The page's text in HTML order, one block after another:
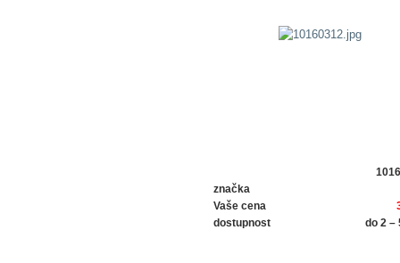
značka
Vaše cena
dostupnost
do 2 –